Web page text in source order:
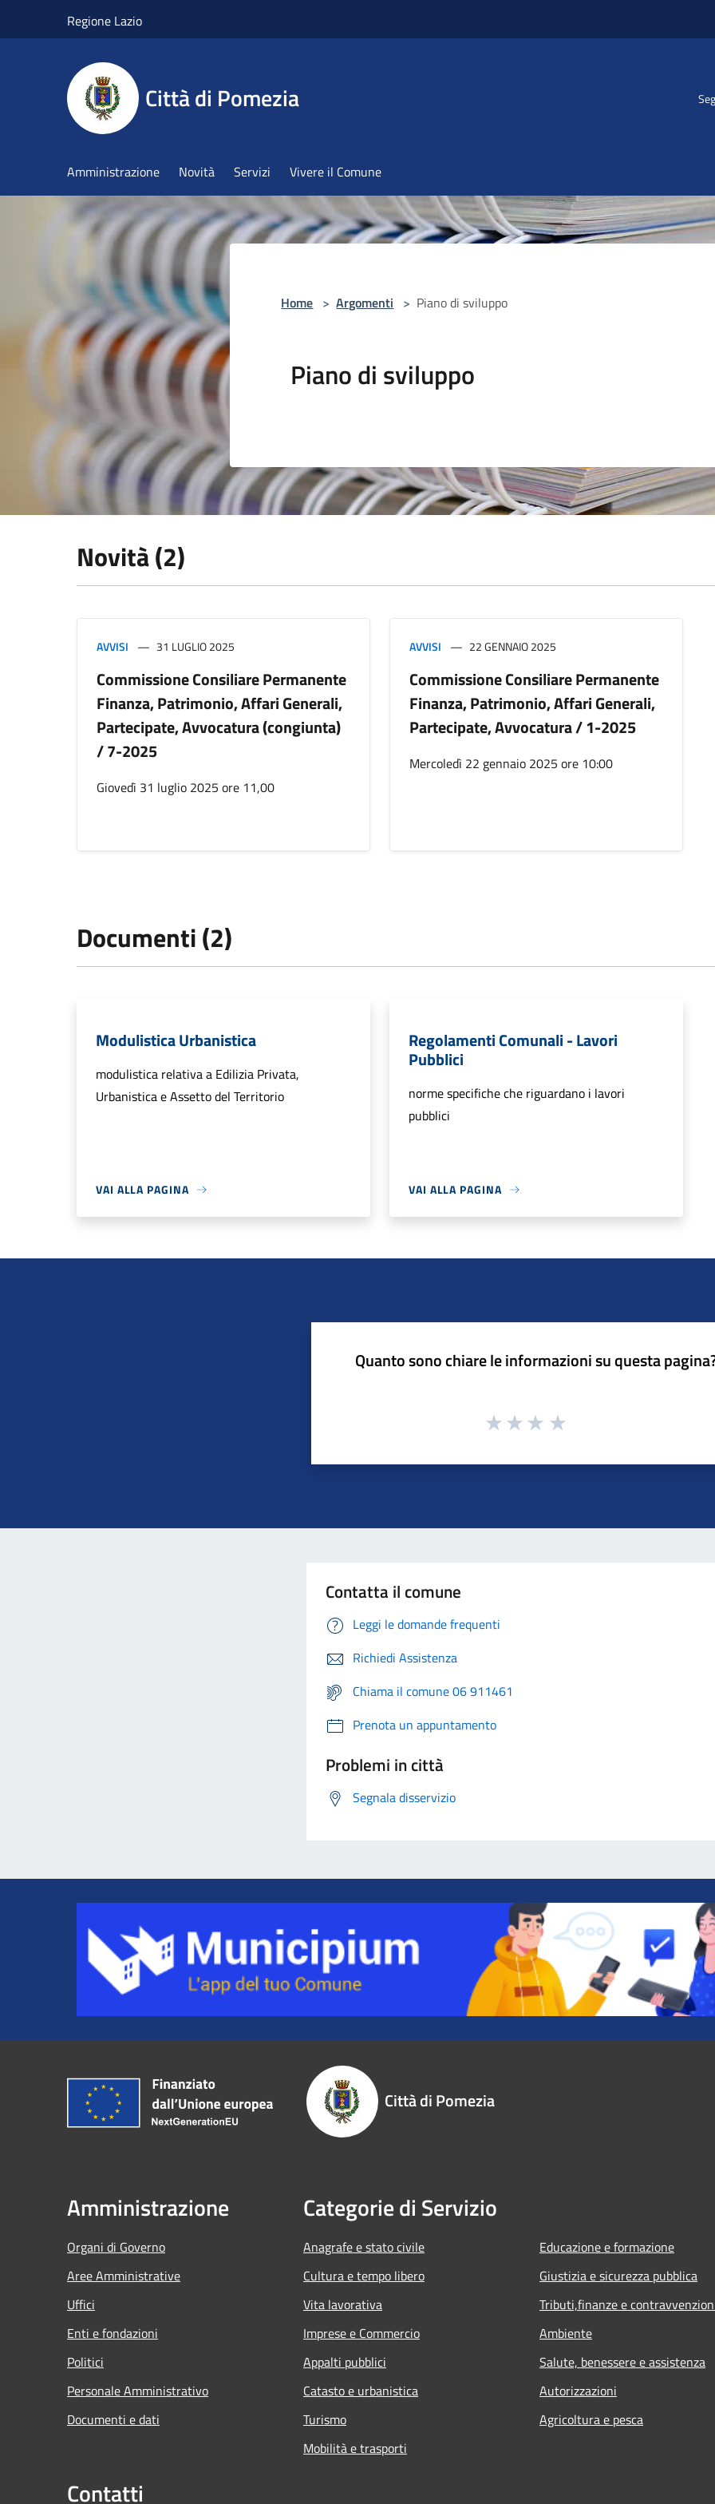
Regione Lazio
Città di Pomezia
Amministrazione Novità Servizi Vivere il Comune
Home > Argomenti > Piano di sviluppo
Piano di sviluppo
Novità (2)
AVVISI 31 LUGLIO 2025
Commissione Consiliare Permanente
Finanza, Patrimonio, Affari Generali,
Partecipate, Avvocatura (congiunta)
/ 7-2025
Giovedì 31 luglio 2025 ore 11,00
AVVISI 22 GENNAIO 2025
Commissione Consiliare Permanente
Finanza, Patrimonio, Affari Generali,
Partecipate, Avvocatura / 1-2025
Mercoledì 22 gennaio 2025 ore 10:00
Documenti (2)
Modulistica Urbanistica
modulistica relativa a Edilizia Privata,
Urbanistica e Assetto del Territorio
VAI ALLA PAGINA
Regolamenti Comunali - Lavori
Pubblici
norme specifiche che riguardano i lavori
pubblici
VAI ALLA PAGINA
Quanto sono chiare le informazioni su questa
Contatta il comune
Leggi le domande frequenti
Richiedi Assistenza
Chiama il comune 06 911461
Prenota un appuntamento
Problemi in città
Segnala disservizio
Città di Pomezia
Amministrazione
Organi di Governo
Aree Amministrative
Uffici
Enti e fondazioni
Politici
Personale Amministrativo
Documenti e dati
Categorie di Servizio
Anagrafe e stato civile
Cultura e tempo libero
Vita lavorativa
Imprese e Commercio
Appalti pubblici
Catasto e urbanistica
Turismo
Mobilità e trasporti
Educazione e formazione
Giustizia e sicurezza pubblica
Tributi,finanze e
Ambiente
Salute, benessere e assistenza
Autorizzazioni
Agricoltura e pesca
Contatti